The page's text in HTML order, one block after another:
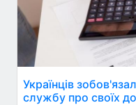
Українців
службу про своїх